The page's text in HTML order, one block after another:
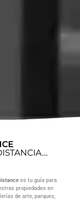
es tu guía para
propiedades en
de arte, parques,